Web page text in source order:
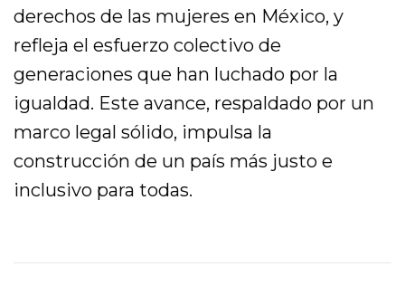
derechos de las mujeres en México, y
refleja el esfuerzo colectivo de
generaciones que han luchado por la
igualdad. Este avance, respaldado por un
marco legal sólido, impulsa la
construcción de un país más justo e
inclusivo para todas.